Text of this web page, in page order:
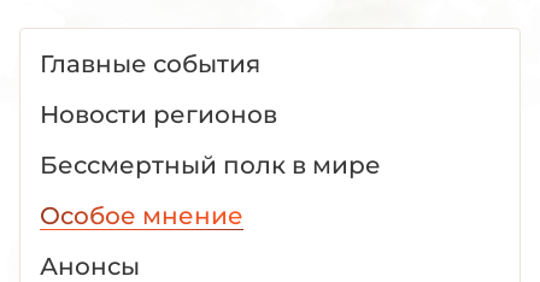
Главные события
Новости регионов
Бессмертный полк в мире
Особое мнение
Анонсы